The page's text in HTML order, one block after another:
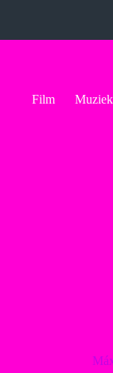
Film Muziek